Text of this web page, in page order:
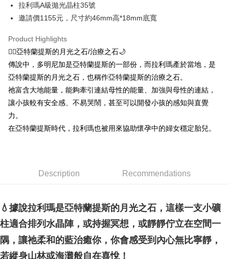
JKOPAY
Easy Wallet
ATM Transfer
Shipping Method
NT$80/order | Free shipping on orders of NT$3,000 or more
7-11取貨付款
NT$80/order | Free shipping on orders of NT$3,000 or more
NT$80/order | Free shipping on orders of NT$3,000 or more
付款後門市自取
Free shipping
拉利瑪A級拋光晶柱35號
邀請價1155元，尺寸約46mm高*18mm底寬
Product Highlights
🧜‍♀️亞特蘭提斯的月光之石/治療之石🌙
傳說中，多明尼加是亞特蘭提斯的一部份，而拉利瑪產於當地，是
亞特蘭提斯的月光之石，也稱作亞特蘭提斯的治療之石。
祂富含大地能量，能夠牽引連結母性的能量、加強與母性的連結，
讓小孩較有安全感、不易哭鬧，甚至可以開發小孩的感知與直覺
力。
在亞特蘭提斯時代，拉利瑪也被用來協助懷孕中的婦女穩定胎兒。
Description Recommendations
💧據說拉利瑪是亞特蘭提斯的月光之石，這樣一支小礦
柱適合排列水晶陣，或持握冥想，或靜靜佇立在空間一
隅，讓祂柔和的藍治癒你，你會感受到內心無比寧靜，
若縱身山林或海灘般自在喜悅！